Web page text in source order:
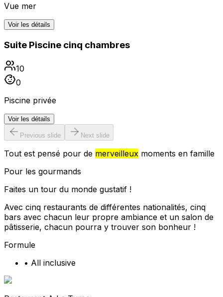
Vue mer
Voir les détails
Suite Piscine cinq chambres
10
0
Piscine privée
Voir les détails
Previous slide Next slide
Tout est pensé pour de merveilleux moments en famille
Pour les gourmands
Faites un tour du monde gustatif !
Avec cinq restaurants de différentes nationalités, cinq
bars avec chacun leur propre ambiance et un salon de
pâtisserie, chacun pourra y trouver son bonheur !
Formule
• All inclusive